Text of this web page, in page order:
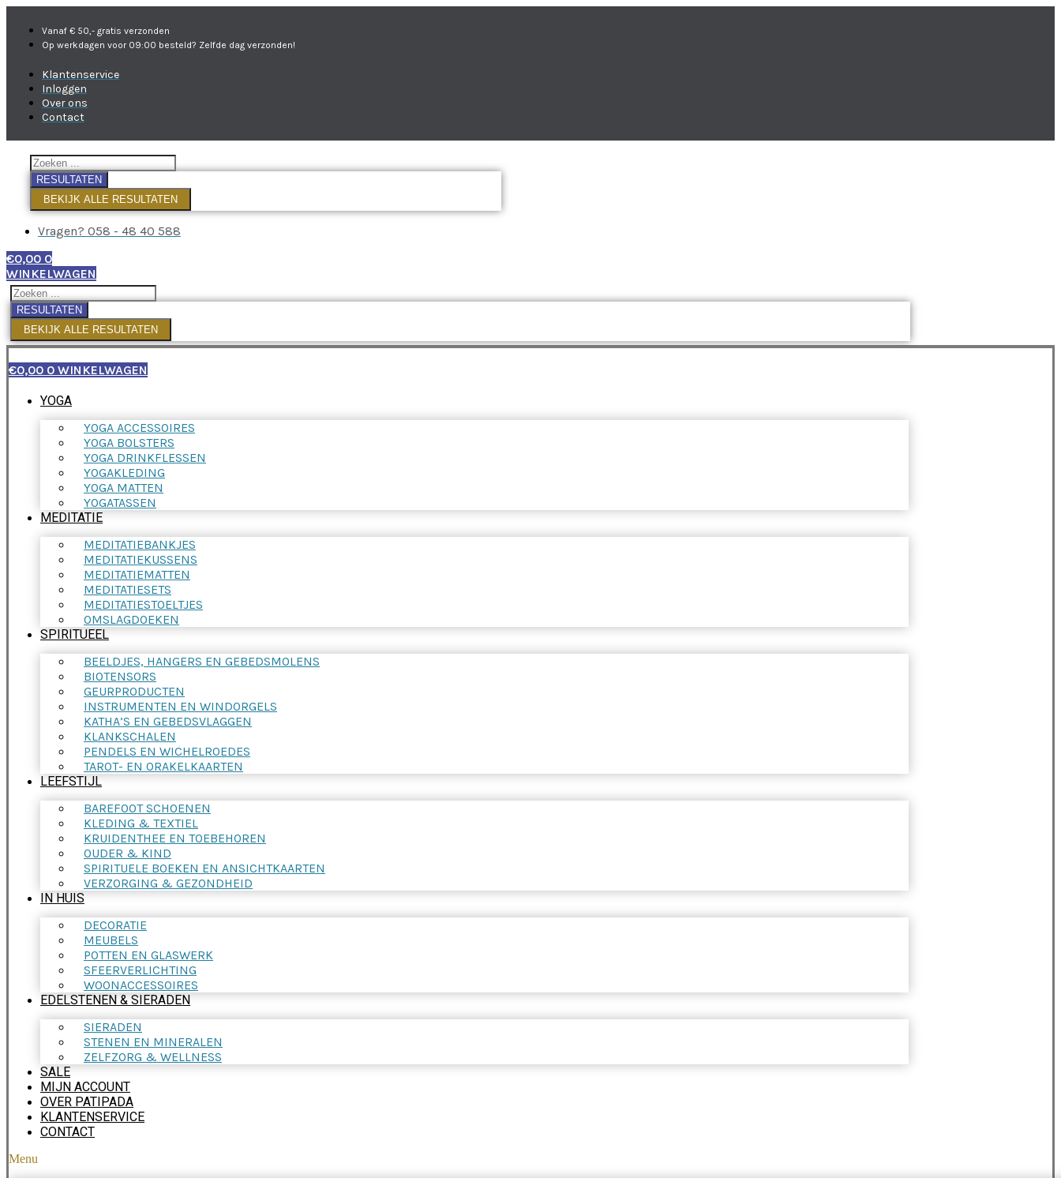
Vanaf € 50,- gratis verzonden
Op werkdagen voor 09:00 besteld? Zelfde dag verzonden!
Klantenservice
Inloggen
Over ons
Contact
RESULTATEN
BEKIJK ALLE RESULTATEN
Vragen? 058 - 48 40 588
€0,00 0
WINKELWAGEN
RESULTATEN
BEKIJK ALLE RESULTATEN
€0,00 0 WINKELWAGEN
YOGA
YOGA ACCESSOIRES
YOGA BOLSTERS
YOGA DRINKFLESSEN
YOGAKLEDING
YOGA MATTEN
YOGATASSEN
MEDITATIE
MEDITATIEBANKJES
MEDITATIEKUSSENS
MEDITATIEMATTEN
MEDITATIESETS
MEDITATIESTOELTJES
OMSLAGDOEKEN
SPIRITUEEL
BEELDJES, HANGERS EN GEBEDSMOLENS
BIOTENSORS
GEURPRODUCTEN
INSTRUMENTEN EN WINDORGELS
KATHA’S EN GEBEDSVLAGGEN
KLANKSCHALEN
PENDELS EN WICHELROEDES
TAROT- EN ORAKELKAARTEN
LEEFSTIJL
BAREFOOT SCHOENEN
KLEDING & TEXTIEL
KRUIDENTHEE EN TOEBEHOREN
OUDER & KIND
SPIRITUELE BOEKEN EN ANSICHTKAARTEN
VERZORGING & GEZONDHEID
IN HUIS
DECORATIE
MEUBELS
POTTEN EN GLASWERK
SFEERVERLICHTING
WOONACCESSOIRES
EDELSTENEN & SIERADEN
SIERADEN
STENEN EN MINERALEN
ZELFZORG & WELLNESS
SALE
MIJN ACCOUNT
OVER PATIPADA
KLANTENSERVICE
CONTACT
Menu